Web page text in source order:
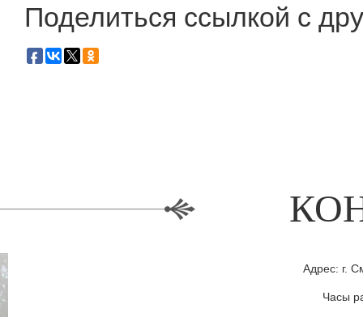
Поделиться ссылкой с
Адрес: г.
Часы